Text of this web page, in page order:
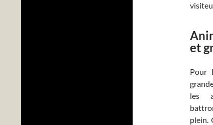
et
Pour
les
plein.